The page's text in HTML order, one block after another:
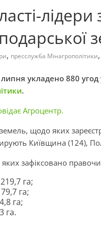
, пресслужба Мінагрополітики,
укладено 880
.
Агроцентр.
щодо яких
Київщина (124),
зафіксовано
га;
га;
га;
га.